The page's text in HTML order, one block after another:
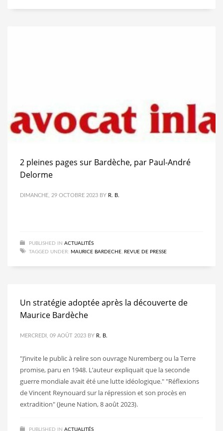
2 pleines pages sur Bardèche, par Paul-André
Delorme
DIMANCHE, 29 OCTOBRE 2023 BY R. B.
PUBLISHED IN ACTUALITÉS
TAGGED UNDER: MAURICE BARDECHE REVUE DE PRESSE
Un stratégie adoptée après la découverte de
Maurice Bardèche
MERCREDI, 09 AOÛT 2023 BY R. B.
"J’invite le public à relire son ouvrage Nuremberg ou la Terre
promise, paru en 1948. L’auteur expliquait que la seconde
guerre mondiale avait été une lutte idéologique." "Réflexions
de Vincent Reynouard sur la répression et son procès en
extradition" (Jeune Nation, 8 août 2023).
PUBLISHED IN ACTUALITÉS